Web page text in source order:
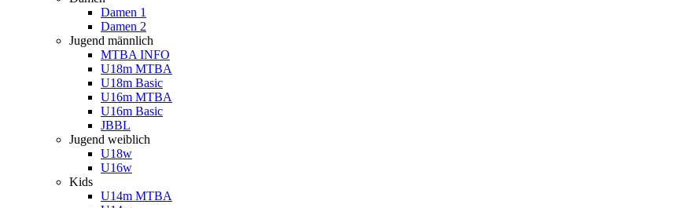
Damen 1
Damen 2
Jugend männlich
MTBA INFO
U18m MTBA
U18m Basic
U16m MTBA
U16m Basic
JBBL
Jugend weiblich
U18w
U16w
Kids
U14m MTBA